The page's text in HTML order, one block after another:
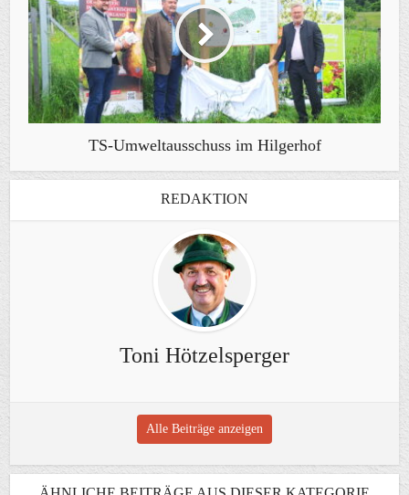
TS-Umweltausschuss im Hilgerhof
REDAKTION
Toni Hötzelsperger
Alle Beiträge anzeigen